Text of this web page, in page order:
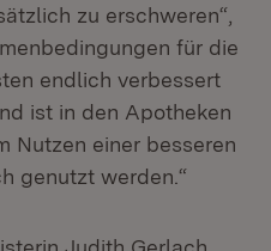
zu erschweren“,
für die
endlich verbessert
ist in den Apotheken
Nutzen einer besseren
genutzt werden.“